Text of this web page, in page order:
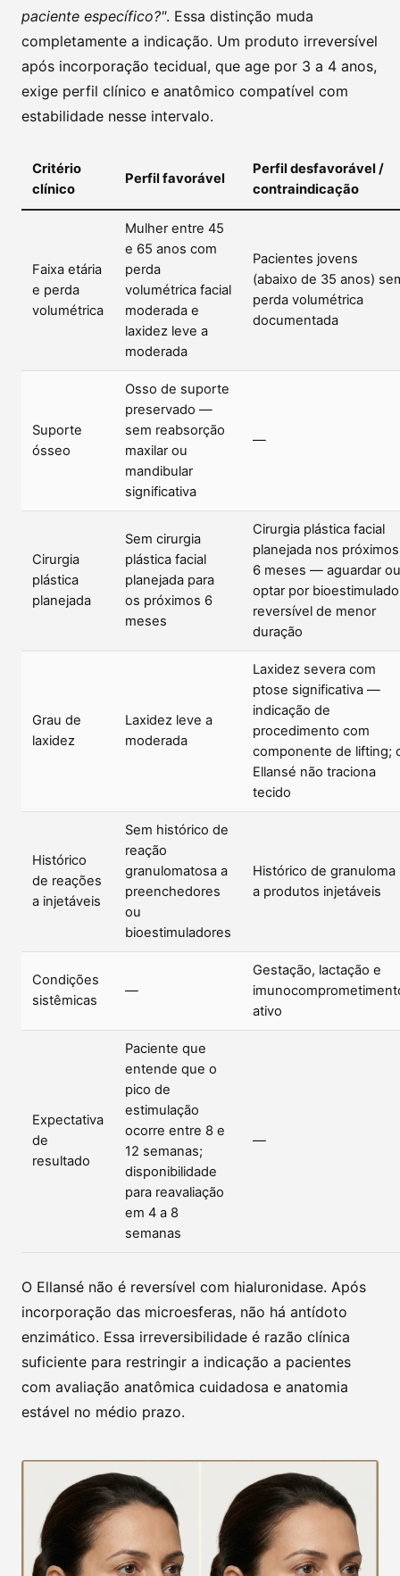
paciente específico?". Essa distinção muda
completamente a indicação. Um produto irreversível
após incorporação tecidual, que age por 3 a 4 anos,
exige perfil clínico e anatômico compatível com
estabilidade nesse intervalo.
Critério
clínico
Perfil favorável
Perfil desfavorável /
contraindicação
Faixa etária
e perda
volumétrica
Mulher entre 45
e 65 anos com
perda
volumétrica facial
moderada e
laxidez leve a
moderada
Pacientes jovens
(abaixo de 35 anos)
perda volumétrica
documentada
Suporte
ósseo
Osso de suporte
preservado —
sem reabsorção
maxilar ou
mandibular
significativa
—
Cirurgia
plástica
planejada
Sem cirurgia
plástica facial
planejada para
os próximos 6
meses
Cirurgia plástica facial
planejada nos próximos
6 meses — aguardar ou
optar por
reversível de menor
duração
Grau de
laxidez
Laxidez leve a
moderada
Laxidez severa com
ptose significativa —
indicação de
procedimento com
componente de lifting;
Ellansé não traciona
tecido
Histórico
de reações
a injetáveis
Sem histórico de
reação
granulomatosa a
preenchedores
ou
bioestimuladores
Histórico de granuloma
a produtos injetáveis
Condições
sistêmicas
—
Gestação, lactação e
ativo
Expectativa
de
resultado
Paciente que
entende que o
pico de
estimulação
ocorre entre 8 e
12 semanas;
disponibilidade
para reavaliação
em 4 a 8
semanas
—
O Ellansé não é reversível com hialuronidase. Após
incorporação das microesferas, não há antídoto
enzimático. Essa irreversibilidade é razão clínica
suficiente para restringir a indicação a pacientes
com avaliação anatômica cuidadosa e anatomia
estável no médio prazo.